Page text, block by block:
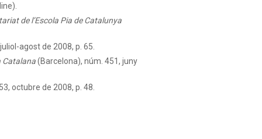
de l’Escola Pia de Catalunya
agost de 2008, p. 65.
Catalana(Barcelona), núm. 451, juny
octubre de 2008, p. 48.